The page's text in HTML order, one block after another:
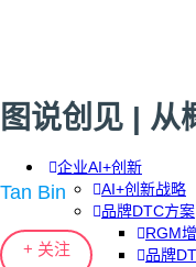
企业AI+创新
AI+创新战略
品牌DTC方案
RGM
品牌
图说创见 | 从
Tan Bin
+ 关注